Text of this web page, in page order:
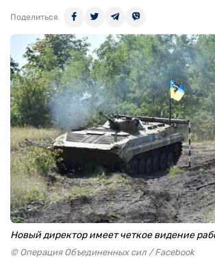
Поделиться
Новый директор имеет четкое видение
© Операция Объединенных сил / Facebook